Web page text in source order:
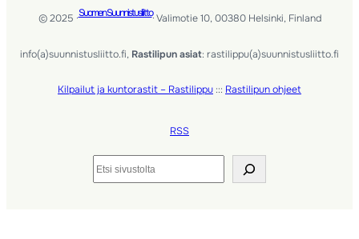
© 2025 ·Suomen Suunnistusliitto· Valimotie 10, 00380 Helsinki, Finland
info(a)suunnistusliitto.fi, Rastilipun asiat: rastilippu(a)suunnistusliitto.fi
Kilpailut ja kuntorastit – Rastilippu ::: Rastilipun ohjeet
RSS
Etsi